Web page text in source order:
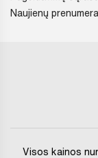
Naujienų
Visos kainos